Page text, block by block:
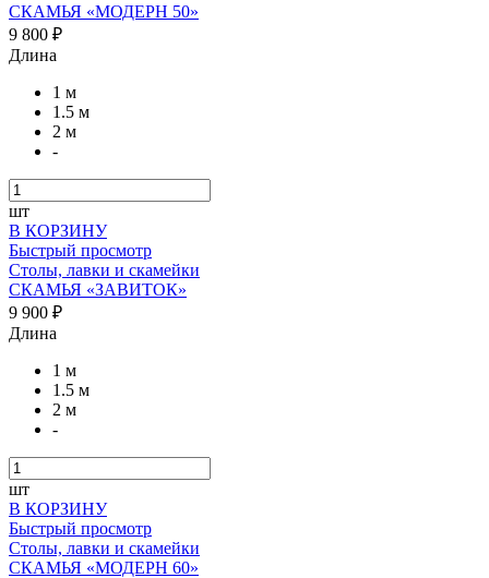
СКАМЬЯ «МОДЕРН 50»
9 800 ₽
Длина
1 м
1.5 м
2 м
-
шт
В КОРЗИНУ
Быстрый просмотр
Столы, лавки и скамейки
СКАМЬЯ «ЗАВИТОК»
9 900 ₽
Длина
1 м
1.5 м
2 м
-
шт
В КОРЗИНУ
Быстрый просмотр
Столы, лавки и скамейки
СКАМЬЯ «МОДЕРН 60»